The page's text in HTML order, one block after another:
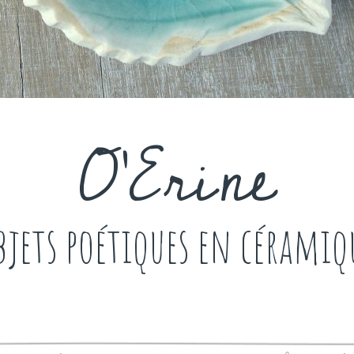
O'Erine
poétiques en